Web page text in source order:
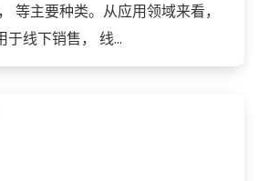
等主要种类。从应用领域来看，
线下销售， 线...